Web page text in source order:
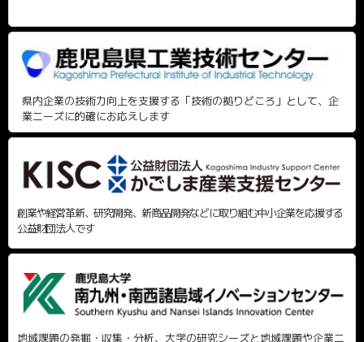
県内企業の技術力向上を支援する「技術の拠りどころ」として、企
業ニーズに的確にお応えします
創業や経営革新、研究開発、新商品開発などに取り組む中小企業を応援する
公益財団法人です
地域課題の発掘・収集・分析、大学の研究シーズと地域課題や企業ニ